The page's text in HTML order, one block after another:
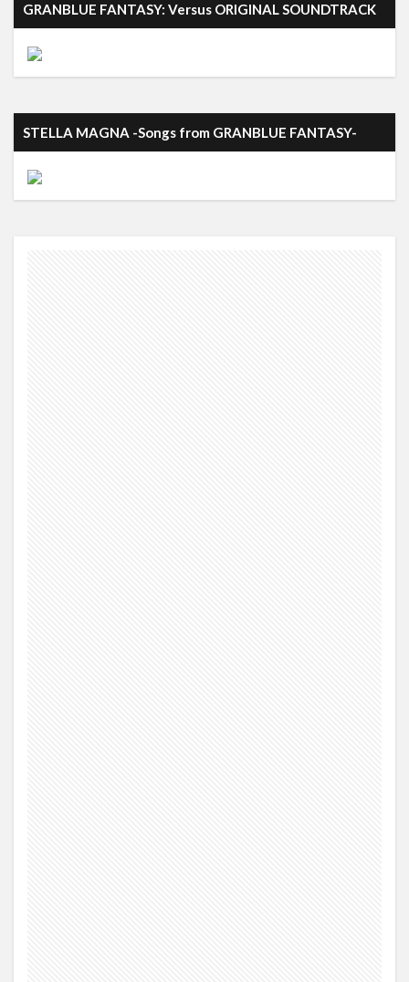
GRANBLUE FANTASY: Versus ORIGINAL SOUNDTRACK
STELLA MAGNA -Songs from GRANBLUE FANTASY-